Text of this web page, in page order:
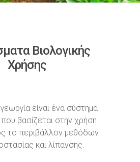
Βιολογικής
Χρήσης
είναι ένα σύστημα
βασίζεται στην χρήση
το περιβάλλον μεθόδων
και λίπανσης.